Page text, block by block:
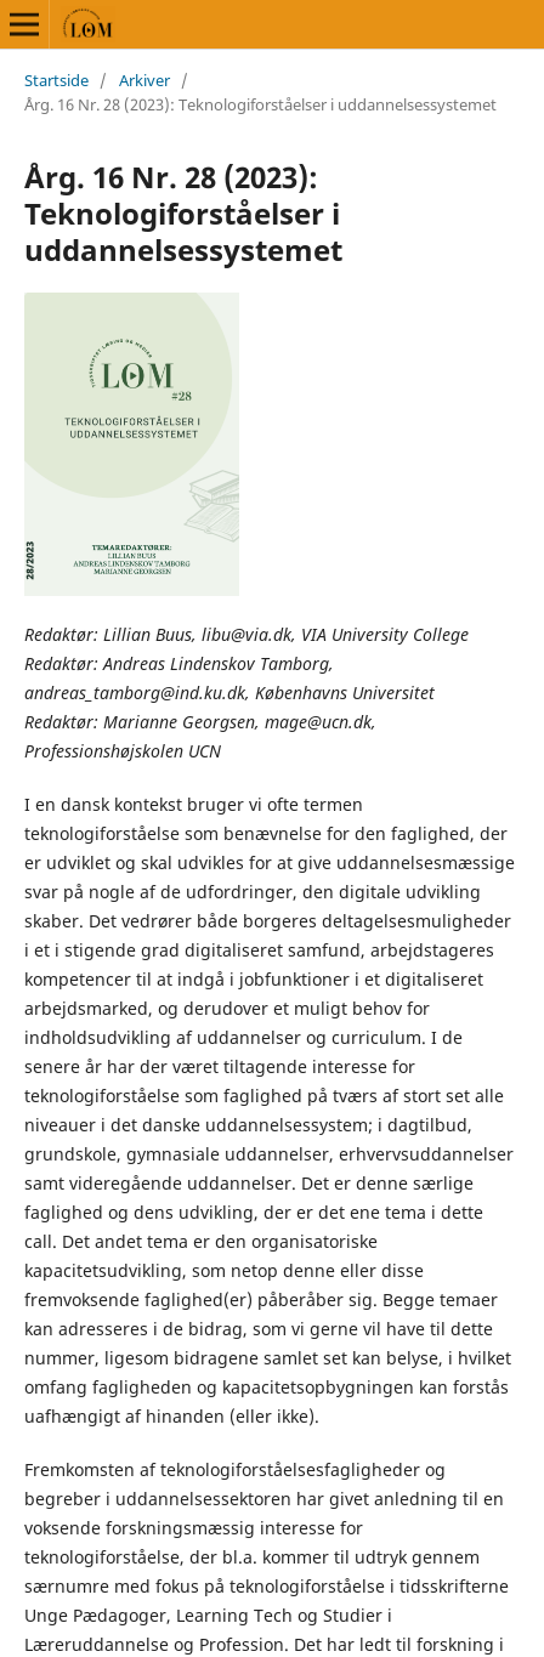
Startside / Arkiver /
Årg. 16 Nr. 28 (2023): Teknologiforståelser i uddannelsessystemet
Årg. 16 Nr. 28 (2023):
Teknologiforståelser i
uddannelsessystemet
Redaktør: Lillian Buus, libu@via.dk, VIA University College
Redaktør: Andreas Lindenskov Tamborg,
andreas_tamborg@ind.ku.dk, Københavns Universitet
Redaktør: Marianne Georgsen, mage@ucn.dk,
Professionshøjskolen UCN
I en dansk kontekst bruger vi ofte termen
teknologiforståelse som benævnelse for den faglighed, der
er udviklet og skal udvikles for at give uddannelsesmæssige
svar på nogle af de udfordringer, den digitale udvikling
skaber. Det vedrører både borgeres deltagelsesmuligheder
i et i stigende grad digitaliseret samfund, arbejdstageres
kompetencer til at indgå i jobfunktioner i et digitaliseret
arbejdsmarked, og derudover et muligt behov for
indholdsudvikling af uddannelser og curriculum. I de
senere år har der været tiltagende interesse for
teknologiforståelse som faglighed på tværs af stort set alle
niveauer i det danske uddannelsessystem; i dagtilbud,
grundskole, gymnasiale uddannelser, erhvervsuddannelser
samt videregående uddannelser. Det er denne særlige
faglighed og dens udvikling, der er det ene tema i dette
call. Det andet tema er den organisatoriske
kapacitetsudvikling, som netop denne eller disse
fremvoksende faglighed(er) påberåber sig. Begge temaer
kan adresseres i de bidrag, som vi gerne vil have til dette
nummer, ligesom bidragene samlet set kan belyse, i hvilket
omfang fagligheden og kapacitetsopbygningen kan forstås
uafhængigt af hinanden (eller ikke).
Fremkomsten af teknologiforståelsesfagligheder og
begreber i uddannelsessektoren har givet anledning til en
voksende forskningsmæssig interesse for
teknologiforståelse, der bl.a. kommer til udtryk gennem
særnumre med fokus på teknologiforståelse i tidsskrifterne
Unge Pædagoger, Learning Tech og Studier i
Læreruddannelse og Profession. Det har ledt til forskning i